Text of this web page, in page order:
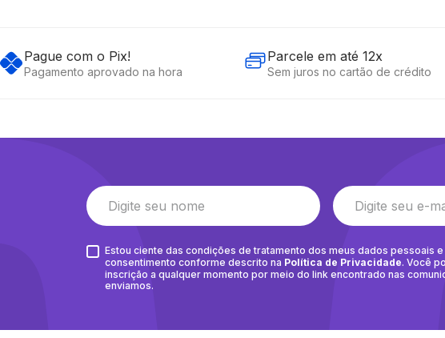
Pague com o Pix!
Pagamento aprovado na hora
Parcele em até 12x
Sem juros no cartão de crédito
Estou ciente das condições de tratamento dos meus dados pessoais
consentimento conforme descrito na Política de Privacidade. Você
inscrição a qualquer momento por meio do link encontrado nas
enviamos.